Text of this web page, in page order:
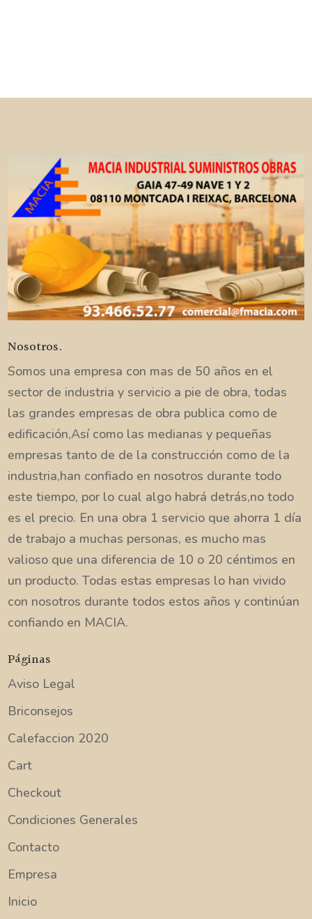
Nosotros.
Somos una empresa con mas de 50 años en el
sector de industria y servicio a pie de obra, todas
las grandes empresas de obra publica como de
edificación,Así como las medianas y pequeñas
empresas tanto de de la construcción como de la
industria,han confiado en nosotros durante todo
este tiempo, por lo cual algo habrá detrás,no todo
es el precio. En una obra 1 servicio que ahorra 1 día
de trabajo a muchas personas, es mucho mas
valioso que una diferencia de 10 o 20 céntimos en
un producto. Todas estas empresas lo han vivido
con nosotros durante todos estos años y continúan
confiando en MACIA.
Páginas
Aviso Legal
Briconsejos
Calefaccion 2020
Cart
Checkout
Condiciones Generales
Contacto
Empresa
Inicio